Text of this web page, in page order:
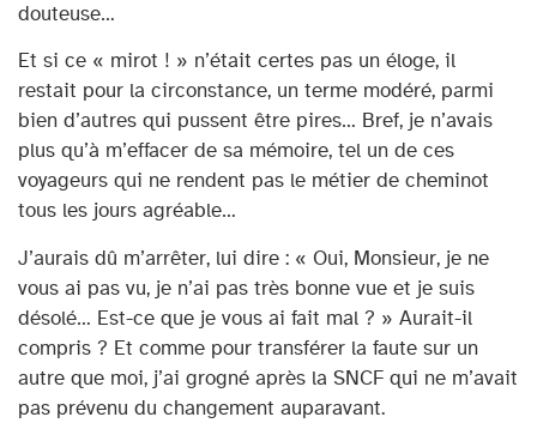
douteuse…
Et si ce « mirot ! » n’était certes pas un éloge, il
restait pour la circonstance, un terme modéré, parmi
bien d’autres qui pussent être pires… Bref, je n’avais
plus qu’à m’effacer de sa mémoire, tel un de ces
voyageurs qui ne rendent pas le métier de cheminot
tous les jours agréable…
J’aurais dû m’arrêter, lui dire : « Oui, Monsieur, je ne
vous ai pas vu, je n’ai pas très bonne vue et je suis
désolé… Est-ce que je vous ai fait mal ? » Aurait-il
compris ? Et comme pour transférer la faute sur un
autre que moi, j’ai grogné après la SNCF qui ne m’avait
pas prévenu du changement auparavant.